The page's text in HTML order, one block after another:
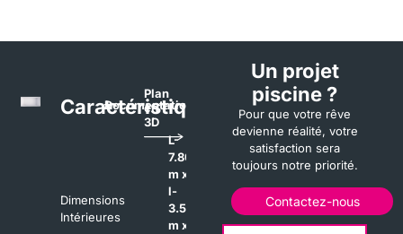
Caractéristiques
Dimensions
Intérieures
L-
7.80
m x
l-
3.50
m x
Documentation
Plan
en
3D
Un projet
piscine ?
Pour que votre rêve
devienne réalité, votre
satisfaction sera
toujours notre priorité.
Contactez-nous